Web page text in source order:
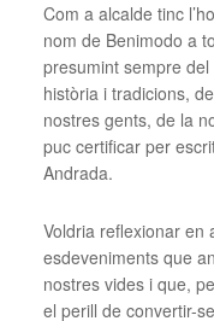
Com a alcalde tinc
nom de Benimodo a
presumint sempre
història i tradicions,
nostres gents, de la
puc certificar per
Andrada.
Voldria reflexionar en
esdeveniments que
nostres vides i que,
el perill de convertir-